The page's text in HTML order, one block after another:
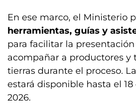
En ese marco, el Ministerio
herramientas, guías y
para facilitar la
acompañar a productores y
tierras durante el proceso.
estará disponible hasta el
2026.